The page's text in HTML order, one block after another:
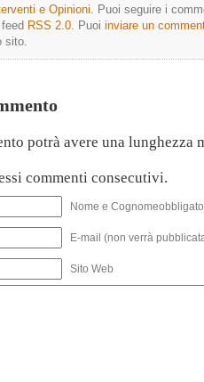
e Opinioni. Puoi seguire i
RSS 2.0. Puoi inviare un
sito.
potrà avere una lunghezza
commenti consecutivi.
Nome e
E-mail (non verrà
Sito Web